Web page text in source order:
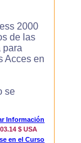
2000
de las
para
Acces en
se
Información
$ USA